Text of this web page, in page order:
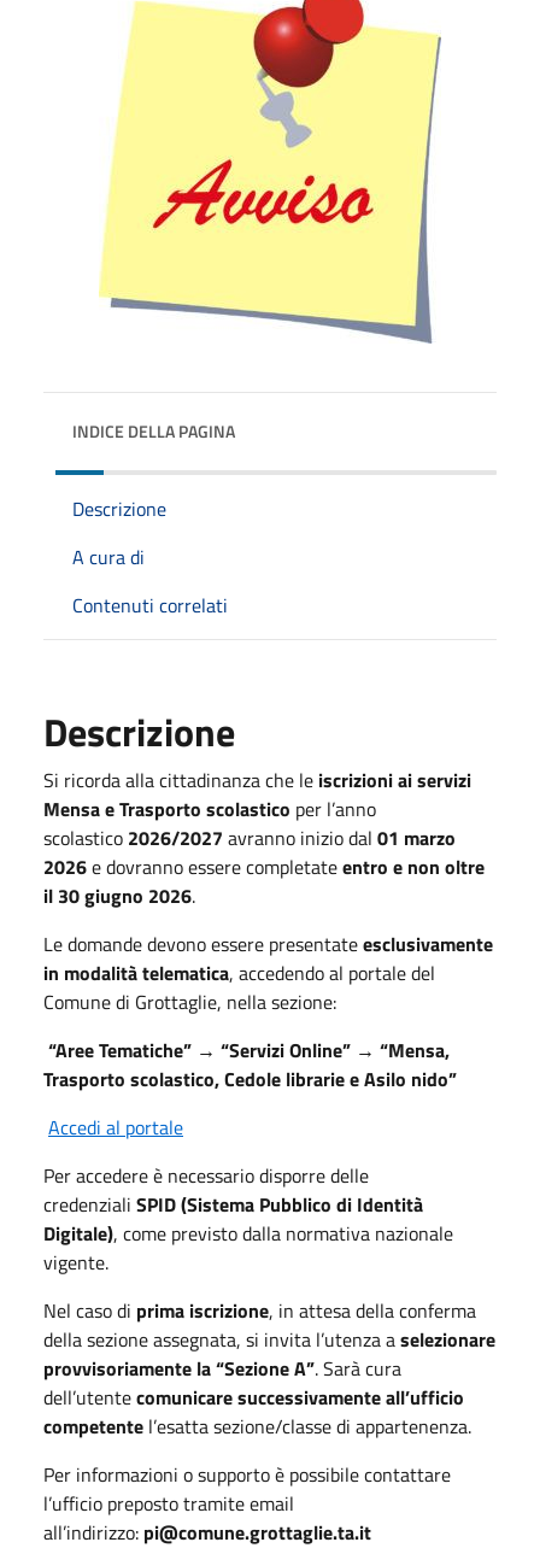
INDICE DELLA PAGINA
Descrizione
A cura di
Contenuti correlati
Descrizione
Si ricorda alla cittadinanza che le iscrizioni ai servizi
Mensa e Trasporto scolastico per l’anno
scolastico 2026/2027 avranno inizio dal 01 marzo
2026edovranno essere completateentro e non oltre
il 30 giugno 2026.
Le domande devono essere presentateesclusivamente
in modalità telematica, accedendo al portale del
Comune di Grottaglie, nella sezione:
“Aree Tematiche” → “Servizi Online” → “Mensa,
Trasporto scolastico, Cedole librarie e Asilo nido”
Accedi al portale
Per accedere è necessario disporre delle
credenziali SPID (Sistema Pubblico di Identità
Digitale), come previsto dalla normativa nazionale
vigente.
Nel caso di prima iscrizione, in attesa della conferma
della sezione assegnata, si invita l’utenza aselezionare
provvisoriamente la “Sezione A”. Sarà cura
dell’utentecomunicare successivamente all’ufficio
competente l’esatta sezione/classe di appartenenza.
Per informazioni o supporto è possibile contattare
l’ufficio preposto tramite email
all’indirizzo: pi@comune.grottaglie.ta.it